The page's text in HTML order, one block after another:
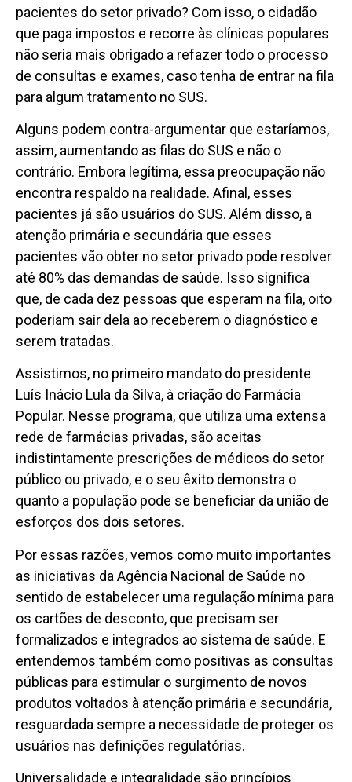
pacientes do setor privado? Com isso, o cidadão
que paga impostos e recorre às clínicas populares
não seria mais obrigado a refazer todo o processo
de consultas e exames, caso tenha de entrar na fila
para algum tratamento no SUS.
Alguns podem contra-argumentar que estaríamos,
assim, aumentando as filas do SUS e não o
contrário. Embora legítima, essa preocupação não
encontra respaldo na realidade. Afinal, esses
pacientes já são usuários do SUS. Além disso, a
atenção primária e secundária que esses
pacientes vão obter no setor privado pode resolver
até 80% das demandas de saúde. Isso significa
que, de cada dez pessoas que esperam na fila, oito
poderiam sair dela ao receberem o diagnóstico e
serem tratadas.
Assistimos, no primeiro mandato do presidente
Luís Inácio Lula da Silva, à criação do Farmácia
Popular. Nesse programa, que utiliza uma extensa
rede de farmácias privadas, são aceitas
indistintamente prescrições de médicos do setor
público ou privado, e o seu êxito demonstra o
quanto a população pode se beneficiar da união de
esforços dos dois setores.
Por essas razões, vemos como muito importantes
as iniciativas da Agência Nacional de Saúde no
sentido de estabelecer uma regulação mínima para
os cartões de desconto, que precisam ser
formalizados e integrados ao sistema de saúde. E
entendemos também como positivas as consultas
públicas para estimular o surgimento de novos
produtos voltados à atenção primária e secundária,
resguardada sempre a necessidade de proteger os
usuários nas definições regulatórias.
Universalidade e integralidade são princípios